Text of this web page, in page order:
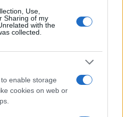
Use,
Sharing of my
with the
collected.
enable storage
cookies on web or
están transformando
en 2025
marcan la…